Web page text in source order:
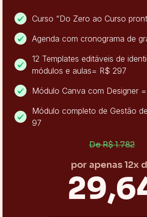
Curso “Do Zero ao Curso
Agenda com cronograma de
12 Templates editáveis de
módulos e aulas= R$ 297
Módulo Canva com Designer
Módulo completo de Gestão
97
De R$ 1.782
por apenas 12x